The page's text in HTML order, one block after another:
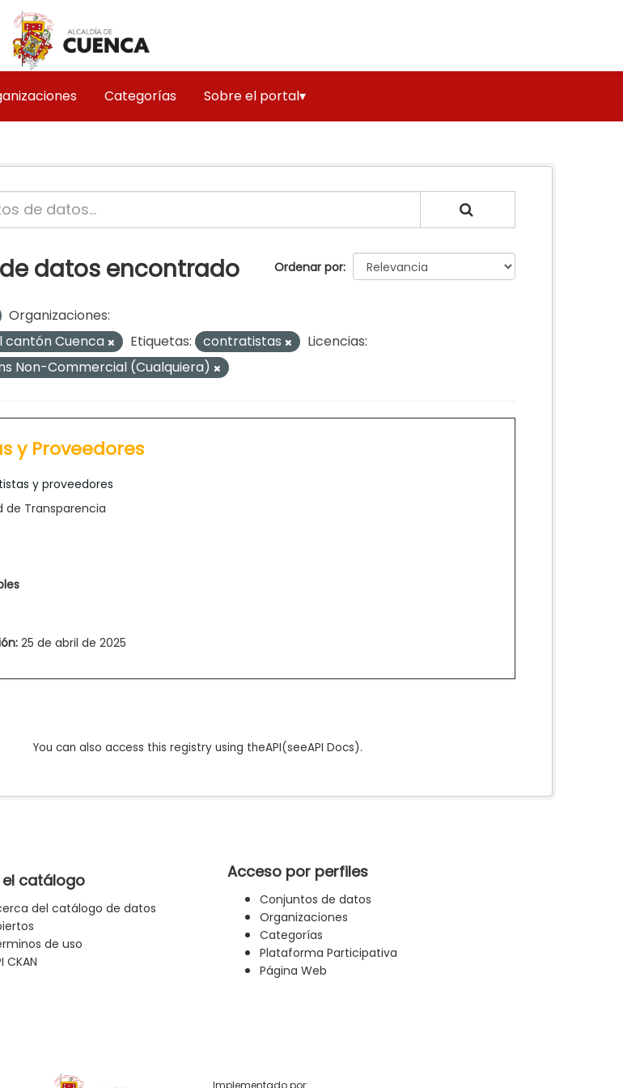
Categorías Sobre el portal▾
Ordenar por
datos encontrado
Organizaciones:
cantón Cuenca
Etiquetas: contratistas
Licencias:
Non-Commercial (Cualquiera)
y Proveedores
y proveedores
de Transparencia
25 de abril de 2025
You can also access this registry using theAPI(seeAPI Docs).
el catálogo
del catálogo de datos
de uso
CKAN
Acceso por perfiles
Conjuntos de datos
Organizaciones
Categorías
Plataforma Participativa
Página Web